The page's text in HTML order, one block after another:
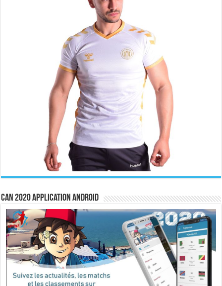
CAN 2020 Application Android